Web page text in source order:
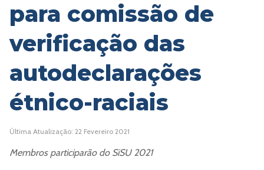
para comissão de
verificação das
autodeclarações
étnico-raciais
Última Atualização: 22 Fevereiro 2021
Membros participarão do SiSU 2021